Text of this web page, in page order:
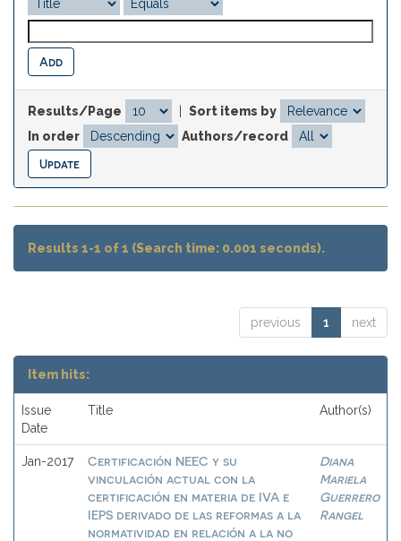
Results/Page
Sort items by
In order
Authors/record
Results 1-1 of 1 (Search time: 0.001 seconds).
previous 1 next
Item hits:
Issue
Date
Title Author(s)
Jan-2017
Certificación NEEC y su
vinculación actual con la
certificación en materia de IVA e
IEPS derivado de las reformas a la
normatividad en relación a la no
Diana
Mariela
Guerrero
Rangel